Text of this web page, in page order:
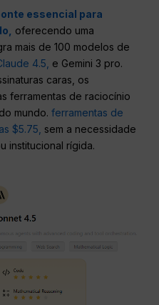
essencial para
oferecendo uma
mais de 100 modelos de
4.5, e Gemini 3 pro.
caras, os
ferramentas de raciocínio
mundo.ferramentas de
$5.75, sem a necessidade
institucional rígida.